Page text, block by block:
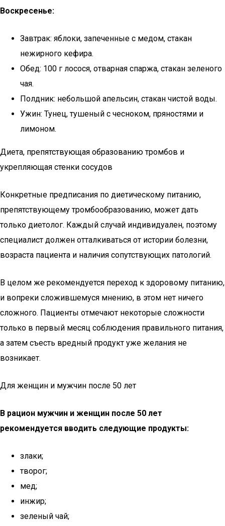
Воскресенье:
Завтрак: яблоки, запеченные с медом, стакан
нежирного кефира.
Обед: 100 г лосося, отварная спаржа, стакан зеленого
чая.
Полдник: небольшой апельсин, стакан чистой воды.
Ужин: Тунец, тушеный с чесноком, пряностями и
лимоном.
Диета, препятствующая образованию тромбов и
укрепляющая стенки сосудов
Конкретные предписания по диетическому питанию,
препятствующему тромбообразованию, может дать
только диетолог. Каждый случай индивидуален, поэтому
специалист должен отталкиваться от истории болезни,
возраста пациента и наличия сопутствующих патологий.
В целом же рекомендуется переход к здоровому питанию,
и вопреки сложившемуся мнению, в этом нет ничего
сложного. Пациенты отмечают некоторые сложности
только в первый месяц соблюдения правильного питания,
а затем съесть вредный продукт уже желания не
возникает.
Для женщин и мужчин после 50 лет
В рацион мужчин и женщин после 50 лет
рекомендуется вводить следующие продукты:
злаки;
творог;
мед;
инжир;
зеленый чай;